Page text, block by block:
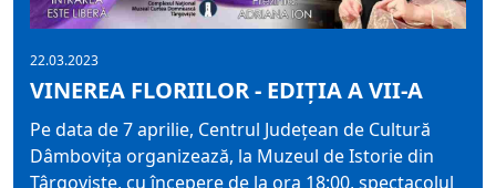
22.03.2023
VINEREA FLORIILOR - EDIȚIA A VII-A
Pe data de 7 aprilie, Centrul Județean de Cultură
Dâmbovița organizează, la Muzeul de Istorie din
Târgoviște, cu începere de la ora 18:00, spectacolul